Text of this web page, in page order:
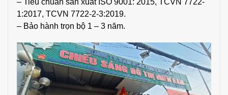
1:2017, TCVN 7722-2-3:2019.
– Bảo hành trọn bộ 1 – 3 năm.